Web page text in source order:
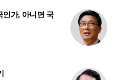
가, 아니면 국